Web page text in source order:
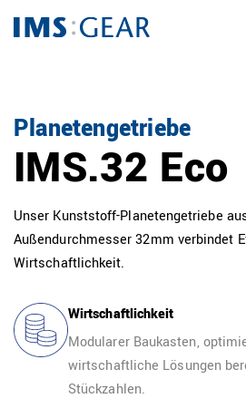
Planetengetriebe
IMS.32 Eco
Unser Kunststoff-Planetengetriebe
Außendurchmesser 32mm verbindet
Wirtschaftlichkeit.
Wirtschaftlichkeit
Modularer Baukasten,
wirtschaftliche Lösungen
Stückzahlen.